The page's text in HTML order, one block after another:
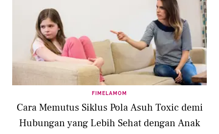
FIMELAMOM
Cara Memutus Siklus Pola Asuh Toxic demi
Hubungan yang Lebih Sehat dengan Anak